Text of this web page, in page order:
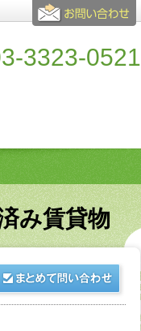
3323-0521
み賃貸物